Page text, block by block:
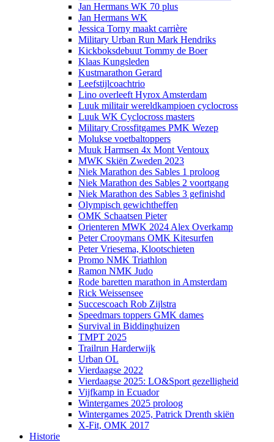
Jan Hermans WK 70 plus
Jan Hermans WK
Jessica Torny maakt carrière
Military Urban Run Mark Hendriks
Kickboksdebuut Tommy de Boer
Klaas Kungsleden
Kustmarathon Gerard
Leefstijlcoachtrio
Lino overleeft Hyrox Amsterdam
Luuk militair wereldkampioen cyclocross
Luuk WK Cyclocross masters
Military Crossfitgames PMK Wezep
Molukse voetbaltoppers
Muuk Harmsen 4x Mont Ventoux
MWK Skiën Zweden 2023
Niek Marathon des Sables 1 proloog
Niek Marathon des Sables 2 voortgang
Niek Marathon des Sables 3 gefinishd
Olympisch gewichtheffen
OMK Schaatsen Pieter
Orienteren MWK 2024 Alex Overkamp
Peter Crooymans OMK Kitesurfen
Peter Vriesema, Klootschieten
Promo NMK Triathlon
Ramon NMK Judo
Rode baretten marathon in Amsterdam
Rick Weissensee
Succescoach Rob Zijlstra
Speedmars toppers GMK dames
Survival in Biddinghuizen
TMPT 2025
Trailrun Harderwijk
Urban OL
Vierdaagse 2022
Vierdaagse 2025: LO&Sport gezelligheid
Vijfkamp in Ecuador
Wintergames 2025 proloog
Wintergames 2025, Patrick Drenth skiën
X-Fit, OMK 2017
Historie